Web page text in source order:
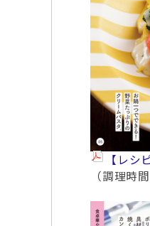
【レ
（調理時